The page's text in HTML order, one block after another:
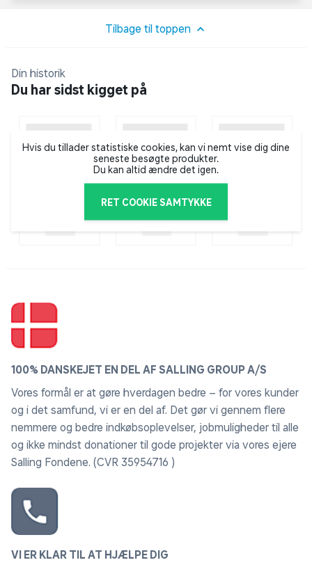
Tilbage til toppen
Din historik
Du har sidst kigget på
Hvis du tillader statistiske cookies, kan vi nemt vise dig dine
seneste besøgte produkter.
Du kan altid ændre det igen.
RET COOKIE SAMTYKKE
100% DANSKEJET EN DEL AF SALLING GROUP A/S
Vores formål er at gøre hverdagen bedre – for vores kunder
og i det samfund, vi er en del af. Det gør vi gennem flere
nemmere og bedre indkøbsoplevelser, jobmuligheder til alle
og ikke mindst donationer til gode projekter via vores ejere
Salling Fondene. (CVR 35954716 )
VI ER KLAR TIL AT HJÆLPE DIG